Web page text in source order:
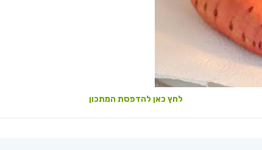
לחץ כאן להדפסת המתכון